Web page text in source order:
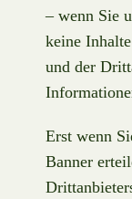
– wenn Sie
keine
und der
Erst wenn
Banner